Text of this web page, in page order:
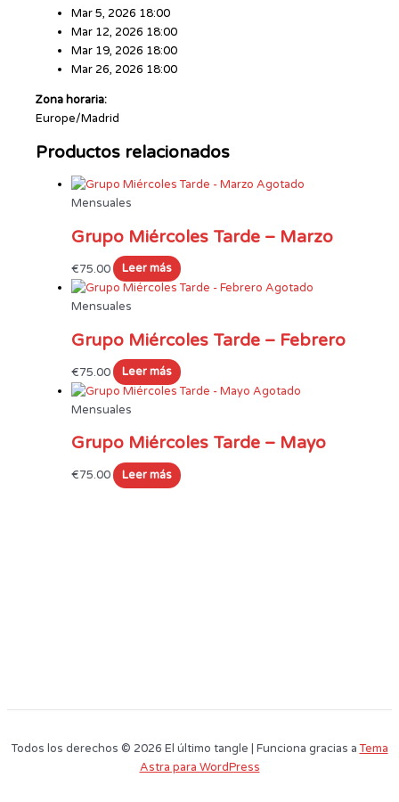
Mar 5, 2026 18:00
Mar 12, 2026 18:00
Mar 19, 2026 18:00
Mar 26, 2026 18:00
Zona horaria:
Europe/Madrid
Productos relacionados
Agotado
Mensuales
Grupo Miércoles Tarde – Marzo
€75.00
Leer más
Agotado
Mensuales
Grupo Miércoles Tarde – Febrero
€75.00
Leer más
Agotado
Mensuales
Grupo Miércoles Tarde – Mayo
€75.00 Leer más
Todos los derechos © 2026 El último tangle | Funciona gracias aTema
Astra para WordPress